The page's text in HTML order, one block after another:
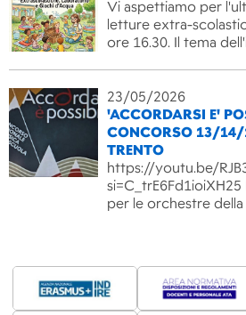
Vi aspettiamo per
letture extra-
ore 16.30. Il tema
23/05/2026
'ACCORDARSI E'
CONCORSO 13/
TRENTO
https://youtu.be/
per le orchestre